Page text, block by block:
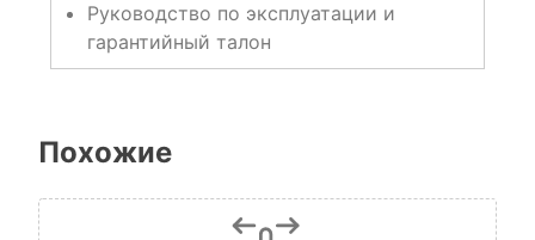
Руководство по эксплуатации и
гарантийный талон
Похожие